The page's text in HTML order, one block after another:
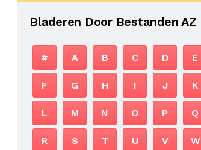
Bladeren Door Bestanden AZ
# A B C D E
F G H I J K
L M N O P Q
R S T U V W